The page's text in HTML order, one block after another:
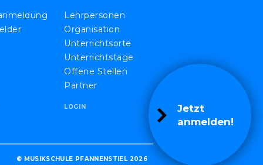
Jetzt
anmelden!
Lehrpersonen
Organisation
Unterrichtsorte
Unterrichtstage
Offene Stellen
Partner
LOGIN
© MUSIKSCHULE PFANNENSTIEL 2026